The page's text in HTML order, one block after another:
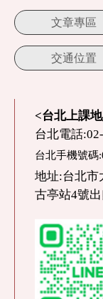
文章專區
交通位置
<台北上課
台北電話
台北手機號碼
地址:台北市
古亭站4號